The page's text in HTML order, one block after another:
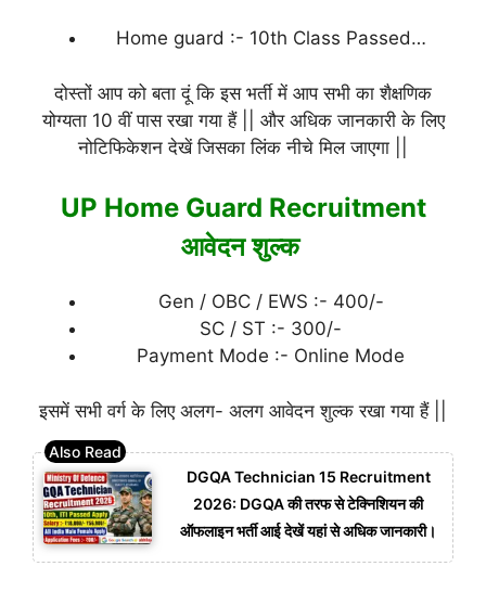
Home guard :- 10th Class Passed…
दोस्तों आप को बता दूं कि इस भर्ती में आप सभी का शैक्षणिक
योग्यता 10 वीं पास रखा गया हैं || और अधिक जानकारी के लिए
नोटिफिकेशन देखें जिसका लिंक नीचे मिल जाएगा ||
UP Home Guard Recruitment
आवेदन शुल्क
Gen / OBC / EWS :- 400/-
SC / ST :- 300/-
Payment Mode :- Online Mode
इसमें सभी वर्ग के लिए अलग- अलग आवेदन शुल्क रखा गया हैं ||
DGQA Technician 15 Recruitment
2026: DGQA की तरफ से टेक्निशियन की
ऑफलाइन भर्ती आई देखें यहां से अधिक जानकारी।